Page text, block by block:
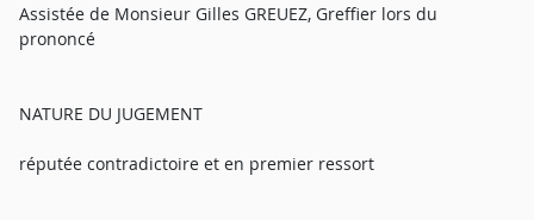
Assistée de Monsieur Gilles GREUEZ, Greffier lors du
prononcé
NATURE DU JUGEMENT
réputée contradictoire et en premier ressort